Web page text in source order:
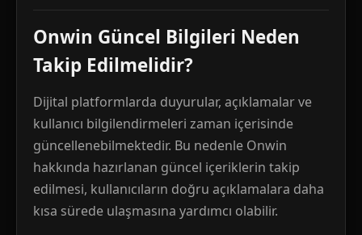
Onwin Güncel Bilgileri Neden
Takip Edilmelidir?
Dijital platformlarda duyurular, açıklamalar ve
kullanıcı bilgilendirmeleri zaman içerisinde
güncellenebilmektedir. Bu nedenle Onwin
hakkında hazırlanan güncel içeriklerin takip
edilmesi, kullanıcıların doğru açıklamalara daha
kısa sürede ulaşmasına yardımcı olabilir.